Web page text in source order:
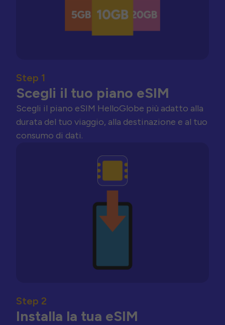
Step 1
Scegli il tuo piano eSIM
Scegli il piano eSIM HelloGlobe più adatto alla
durata del tuo viaggio, alla destinazione e al tuo
consumo di dati.
Step 2
Installa la tua eSIM